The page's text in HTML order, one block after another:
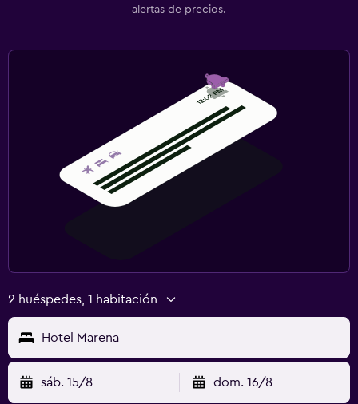
alertas de precios.
2 huéspedes, 1 habitación
Hotel Marena
sáb. 15/8 dom. 16/8